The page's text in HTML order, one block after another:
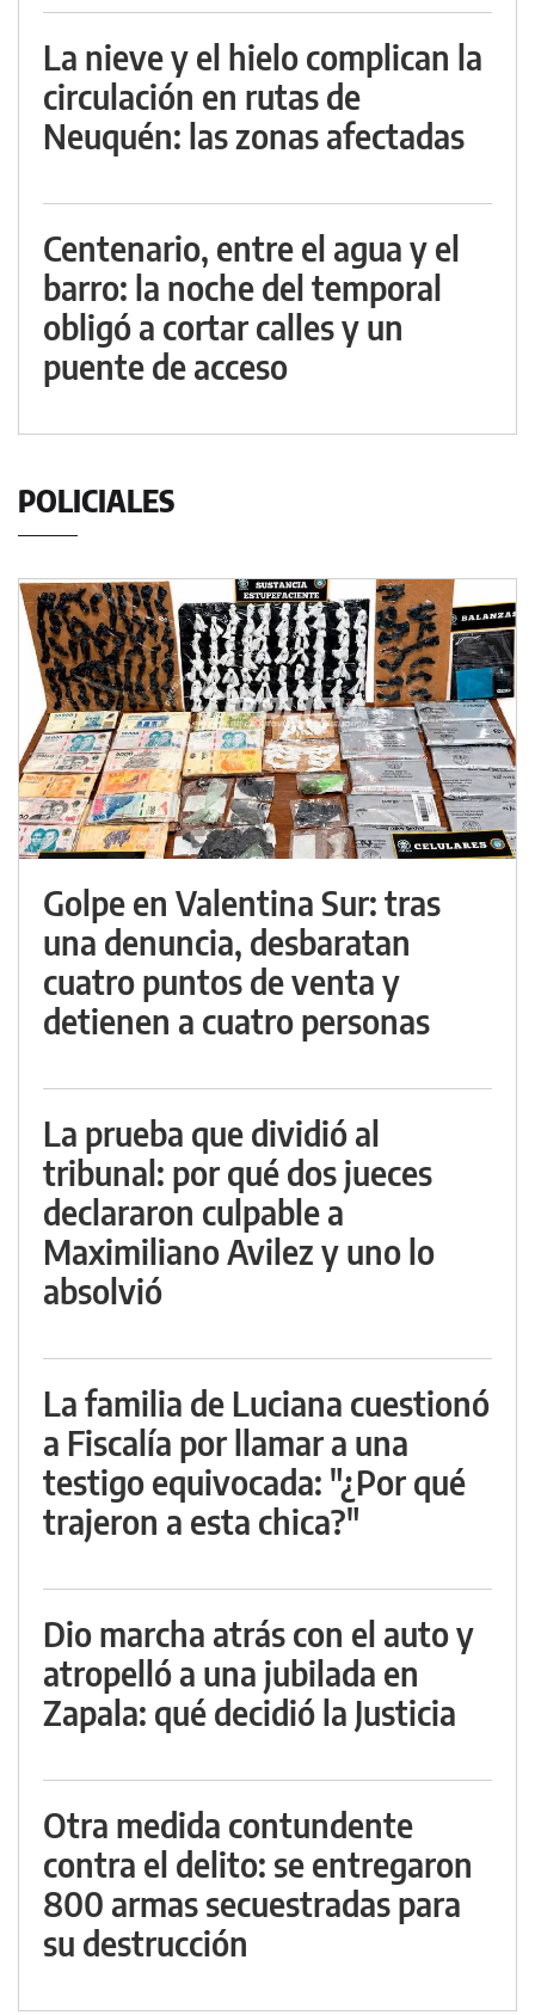
La nieve y el hielo complican la
circulación en rutas de
Neuquén: las zonas afectadas
Centenario, entre el agua y el
barro: la noche del temporal
obligó a cortar calles y un
puente de acceso
POLICIALES
Golpe en Valentina Sur: tras
una denuncia, desbaratan
cuatro puntos de venta y
detienen a cuatro personas
La prueba que dividió al
tribunal: por qué dos jueces
declararon culpable a
Maximiliano Avilez y uno lo
absolvió
La familia de Luciana cuestionó
a Fiscalía por llamar a una
testigo equivocada: "¿Por qué
trajeron a esta chica?"
Dio marcha atrás con el auto y
atropelló a una jubilada en
Zapala: qué decidió la Justicia
Otra medida contundente
contra el delito: se entregaron
800 armas secuestradas para
su destrucción